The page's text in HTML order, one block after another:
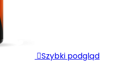
Szybki podgląd